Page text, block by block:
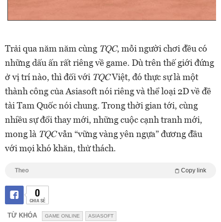
Trải qua năm năm cùng TQC, mỗi người chơi đều có
những dấu ấn rất riêng về game. Dù trên thế giới đứng
ở vị trí nào, thì đối với TQCViệt, đó thực sự là một
thành công của Asiasoft nói riêng và thể loại 2D về đề
tài Tam Quốc nói chung. Trong thời gian tới, cùng
nhiều sự đổi thay mới, những cuộc cạnh tranh mới,
mong là TQCvẫn “vững vàng yên ngựa” đương đầu
với mọi khó khăn, thử thách.
Theo Copy link
0
CHIA SẺ
TỪ KHÓA GAME ONLINE ASIASOFT